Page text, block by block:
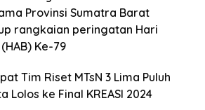
Provinsi Sumatra Barat
rangkaian peringatan Hari
Ke-79
Tim Riset MTsN 3 Lima Puluh
Lolos ke Final KREASI 2024